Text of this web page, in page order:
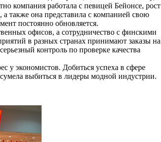
компания работала с певицей Бейонсе, рост
также она представила с компанией свою
постоянно обновляется.
офисов, а сотрудничество с финскими
в разных странах принимают заказы на
контроль по проверке качества
у экономистов. Добиться успеха в сфере
выбиться в лидеры модной индустрии.